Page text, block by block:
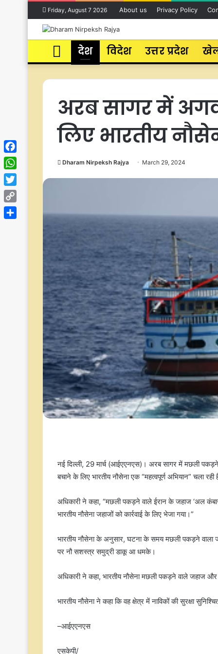
Friday, August 7 2026 About us Privacy Policy
Home
देश विदेश उत्तर प्रदेश
अरब सागर में
लिए भारतीय
Dharam Nirpeksh Rajya March 29, 2024
नई दिल्ली, 29 मार्च (आईएएनएस)। अरब सागर में मछली
बचाने के लिए भारतीय नौसेना एक “महत्वपूर्ण अभियान” चला
अधिकारी ने कहा, “मछली पकड़ने वाले ईरान के जहाज ‘अल
भारतीय नौसेना जहाजों को कार्रवाई के लिए भेजा गया।”
भारतीय नौसेना के अनुसार, घटना के समय मछली पकड़ने वाला
पर नौ सशस्त्र समुद्री डाकू आ धमके।
अधिकारी ने कहा, भारतीय नौसेना मछली पकड़ने वाले जहाज
भारतीय नौसेना ने कहा कि वह क्षेत्र में नाविकों की सुरक्षा
–आईएएनएस
एसकेपी/
Facebook
WhatsApp
Twitter
Copy
Link